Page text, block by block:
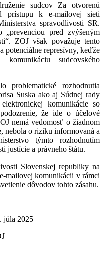
sudcov Za otvorenú
prístupu k e-mailovej sieti
spravodlivosti SR.
pred zvýšeným
ZOJ však považuje tento
potenciálne represívny, keďže
komunikáciu sudcovského
problematické rozhodnutia
Suska ako aj Súdnej rady
komunikácie so
že ide o účelové
nemá vedomosť o žiadnom
nebola o riziku informovaná a
týmto rozhodnutím
justície a právneho štátu.
Slovenskej republiky na
mailovej komunikácii v rámci
dôvodov tohto zásahu.
júla 2025